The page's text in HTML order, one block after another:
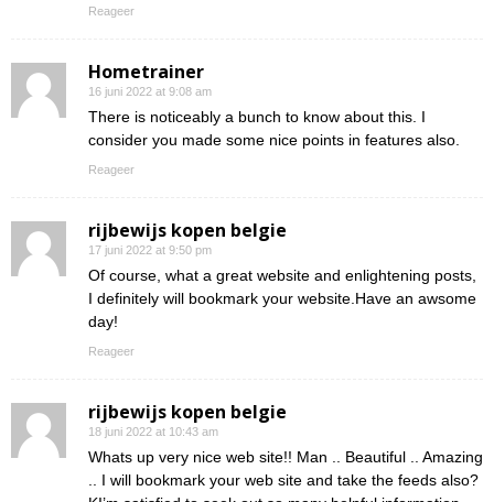
Reageer
Hometrainer
16 juni 2022 at 9:08 am
There is noticeably a bunch to know about this. I
consider you made some nice points in features also.
Reageer
rijbewijs kopen belgie
17 juni 2022 at 9:50 pm
Of course, what a great website and enlightening posts,
I definitely will bookmark your website.Have an awsome
day!
Reageer
rijbewijs kopen belgie
18 juni 2022 at 10:43 am
Whats up very nice web site!! Man .. Beautiful .. Amazing
.. I will bookmark your web site and take the feeds also?